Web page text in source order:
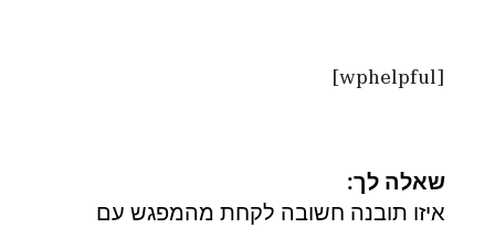
[wphelpful]
שאלה לך:
איזו תובנה חשובה לקחת מהמפגש עם